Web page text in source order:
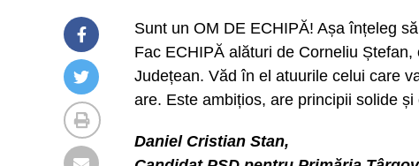
Sunt un OM DE ECHIPĂ! Așa înțeleg
Fac ECHIPĂ alături de Corneliu
Județean. Văd în el atuurile celui care
are. Este ambițios, are principii solide
Daniel Cristian Stan,